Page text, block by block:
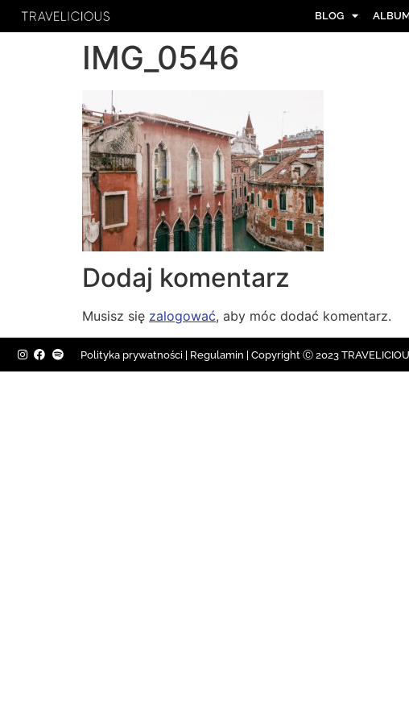
BLOG
IMG_0546
Dodaj komentarz
Musisz się zalogować, aby móc dodać komentarz.
Polityka prywatności Regulamin | Copyright Ⓒ 2023